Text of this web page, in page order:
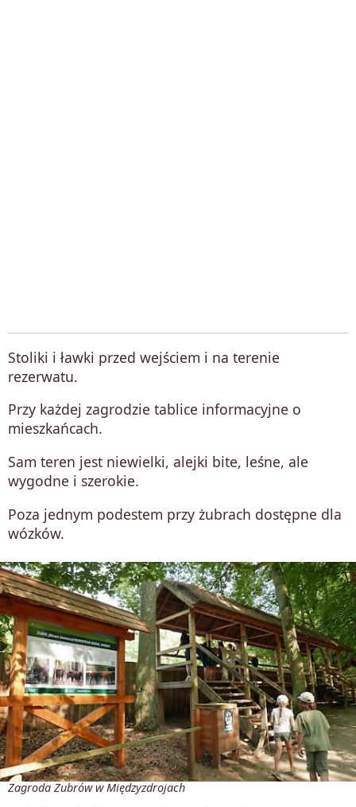
Stoliki i ławki przed wejściem i na terenie
rezerwatu.
Przy każdej zagrodzie tablice informacyjne o
mieszkańcach.
Sam teren jest niewielki, alejki bite, leśne, ale
wygodne i szerokie.
Poza jednym podestem przy żubrach dostępne dla
wózków.
Zagroda Żubrów w Międzyzdrojach